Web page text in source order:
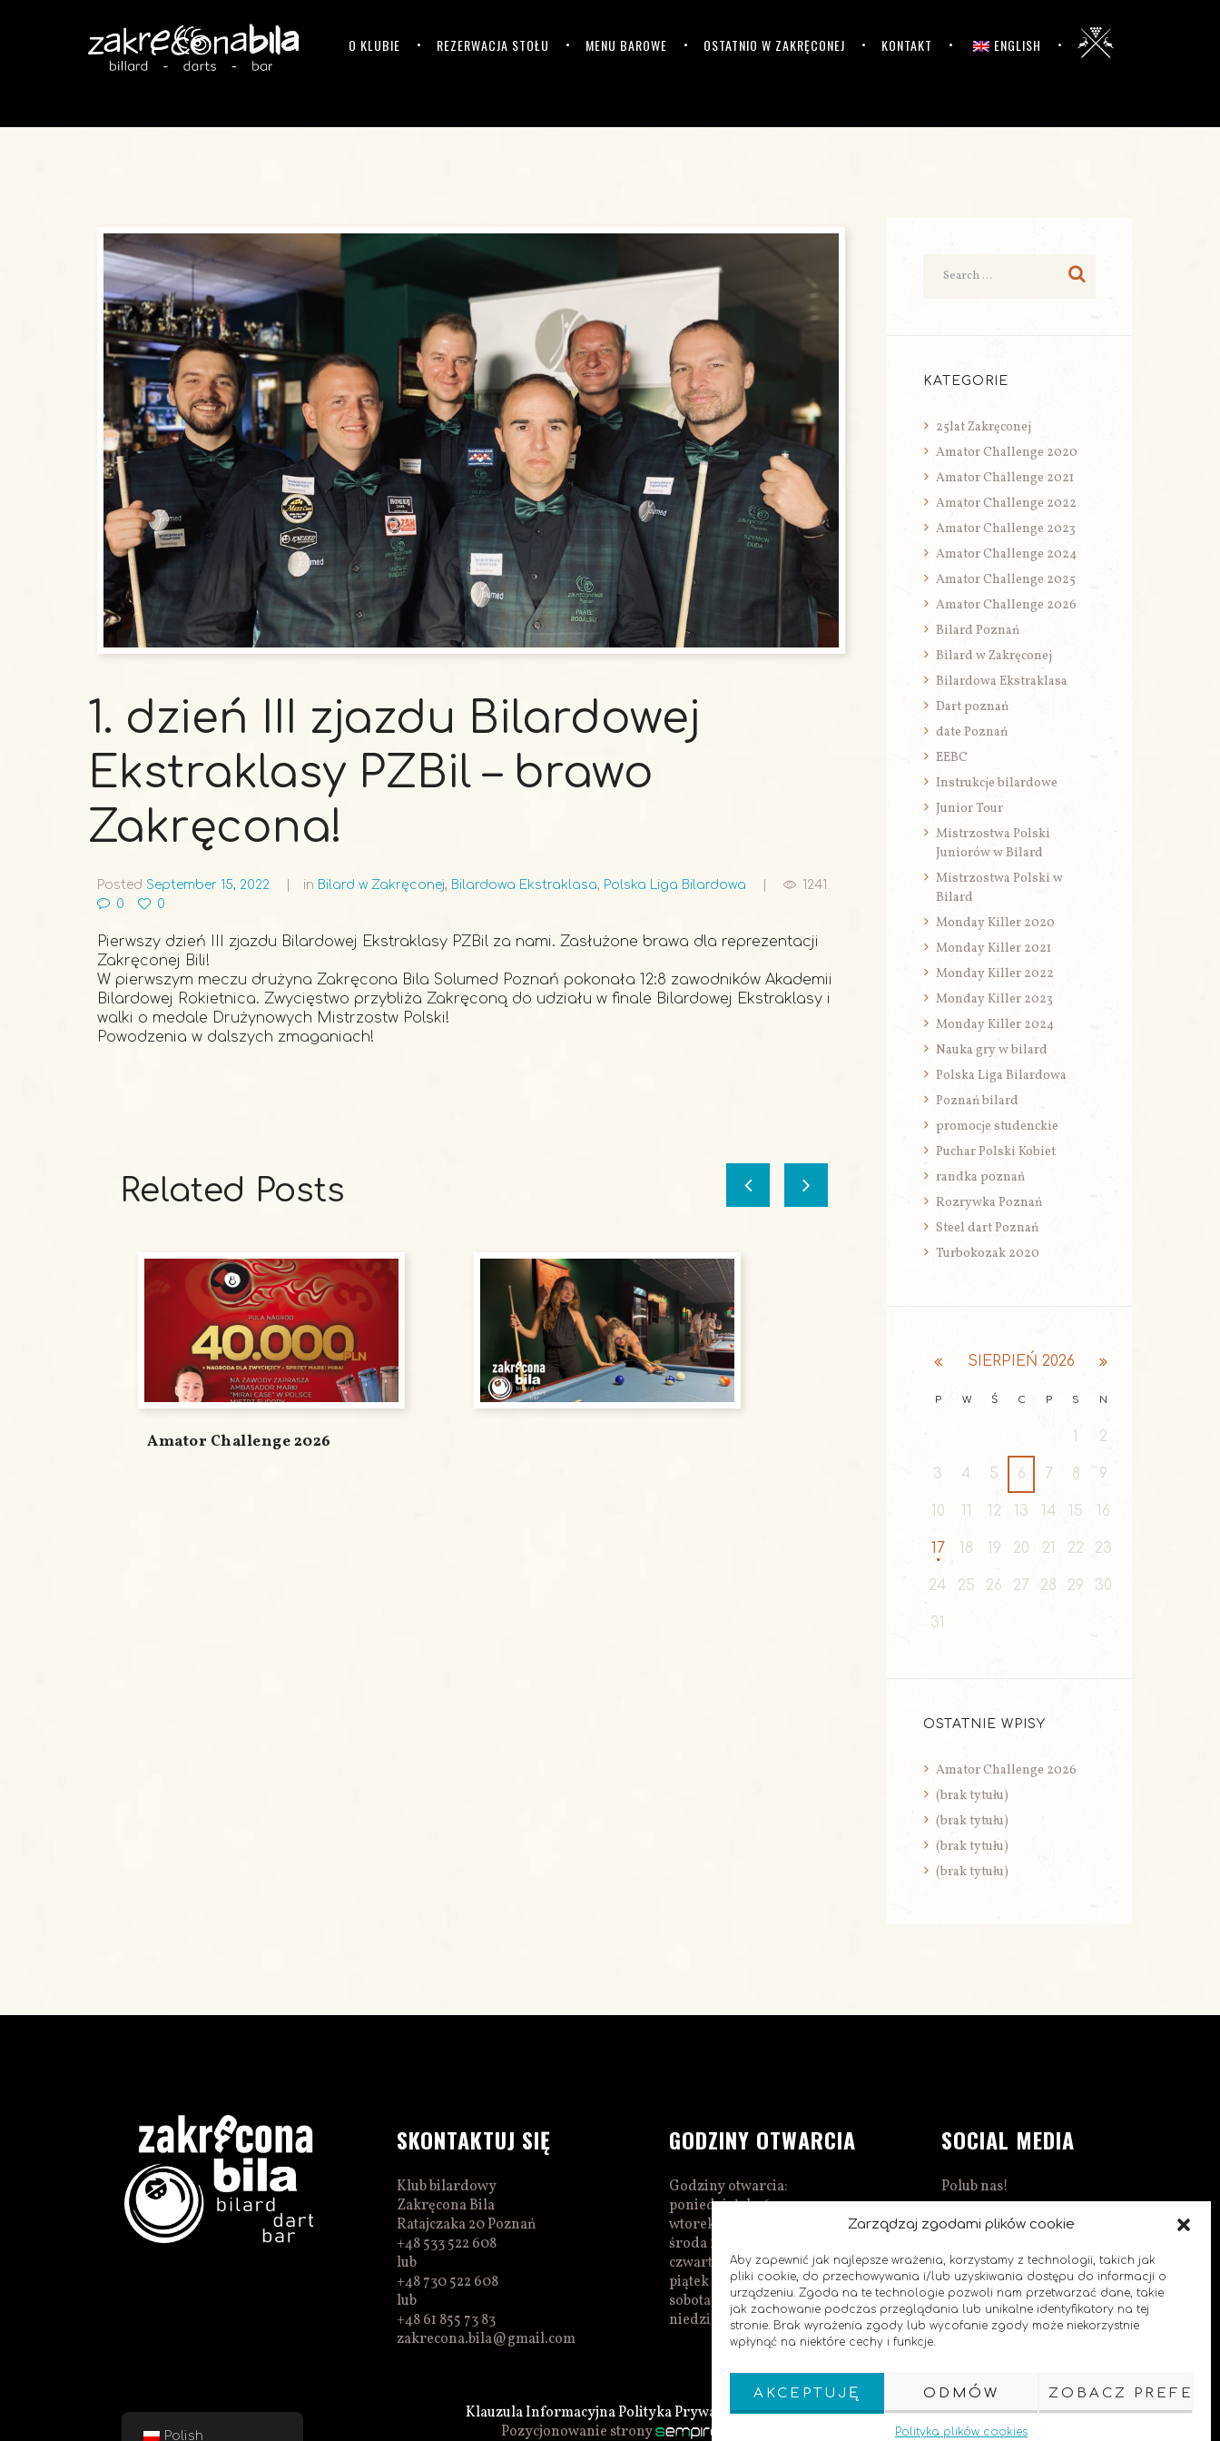
Zarządzaj zgodami plików cookie
Aby zapewnić jak najlepsze wrażenia, korzystamy z technologii, takich jak
pliki cookie, do przechowywania i/lub uzyskiwania dostępu do informacji o
urządzeniu. Zgoda na te technologie pozwoli nam przetwarzać dane, takie
jak zachowanie podczas przeglądania lub unikalne identyfikatory na tej
stronie. Brak wyrażenia zgody lub wycofanie zgody może niekorzystnie
wpłynąć na niektóre cechy i funkcje.
AKCEPTUJĘ ODMÓW ZOBACZ
Polityka plików cookies
O KLUBIE REZERWACJA STOŁU MENU BAROWE OSTATNIO W ZAKRĘCONEJ KONTAKT ENGLISH
1. dzień III zjazdu Bilardowej
Ekstraklasy PZBil – brawo
Zakręcona!
Posted September 15, 2022 in Bilard w Zakręconej, Bilardowa Ekstraklasa, Polska Liga Bilardowa
1241
0
0
Pierwszy dzień III zjazdu Bilardowej Ekstraklasy PZBil za nami. Zasłużone brawa dla reprezentacji
Zakręconej Bili!
W pierwszym meczu drużyna Zakręcona Bila Solumed Poznań pokonała 12:8 zawodników Akademii
Bilardowej Rokietnica. Zwycięstwo przybliża Zakręconą do udziału w finale Bilardowej Ekstraklasy i
walki o medale Drużynowych Mistrzostw Polski!
Powodzenia w dalszych zmaganiach!
Related Posts
Amator Challenge 2026
KATEGORIE
25lat Zakręconej
Amator Challenge 2020
Amator Challenge 2021
Amator Challenge 2022
Amator Challenge 2023
Amator Challenge 2024
Amator Challenge 2025
Amator Challenge 2026
Bilard Poznań
Bilard w Zakręconej
Bilardowa Ekstraklasa
Dart poznań
date Poznań
EEBC
Instrukcje bilardowe
Junior Tour
Mistrzostwa Polski
Juniorów w Bilard
Mistrzostwa Polski w
Bilard
Monday Killer 2020
Monday Killer 2021
Monday Killer 2022
Monday Killer 2023
Monday Killer 2024
Nauka gry w bilard
Polska Liga Bilardowa
Poznań bilard
promocje studenckie
Puchar Polski Kobiet
randka poznań
Rozrywka Poznań
Steel dart Poznań
Turbokozak 2020
SIERPIEŃ 2026
P W Ś C P S N
1 2
3 4 5 6 7 8 9
10 11 12 13 14 15 16
17 18 19 20 21 22 23
24 25 26 27 28 29 30
31
OSTATNIE WPISY
Amator Challenge 2026
(brak tytułu)
(brak tytułu)
(brak tytułu)
(brak tytułu)
SKONTAKTUJ SIĘ
Klub bilardowy
Zakręcona Bila
Ratajczaka 20 Poznań
+48 533 522 608
lub
+48 730 522 608
lub
+48 61 855 73 83
zakrecona.bila@gmail.com
GODZINY OTWARCIA
Godziny otwarcia:
poniedziałek 16:00–01:00
wtorek 16:00–01:00
środa 16:00–01:00
czwartek 15:00–01:00
piątek 15:00–02:00
sobota 14:00–02:00
niedziela 14:00–00:00
SOCIAL MEDIA
Polub nas!
Klauzula InformacyjnaPolityka Prywatnosci
Pozycjonowanie strony
Polish